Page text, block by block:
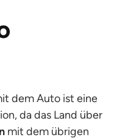
dem Auto ist eine
da das Land über
mit dem übrigen